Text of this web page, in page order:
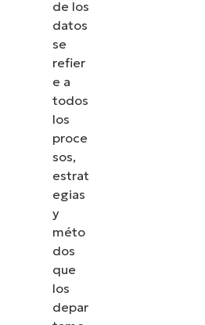
de los
datos
se
refier
e a
todos
los
proce
sos,
estrat
egias
y
méto
dos
que
los
depar